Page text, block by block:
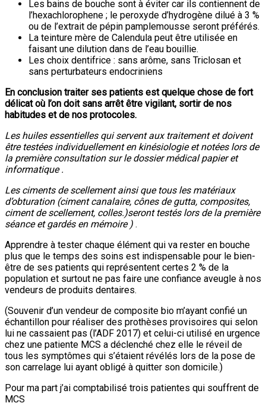
Les bains de bouche sont à éviter car ils contiennent de
l’hexachlorophene ; le peroxyde d’hydrogène dilué à 3 %
ou de l’extrait de pépin pamplemousse seront préférés.
La teinture mère de Calendula peut être utilisée en
faisant une dilution dans de l’eau bouillie.
Les choix dentifrice : sans arôme, sans Triclosan et
sans perturbateurs endocriniens
En conclusion traiter ses patients est quelque chose de fort
délicat où l’on doit sans arrêt être vigilant, sortir de nos
habitudes et de nos protocoles.
Les huiles essentielles qui servent aux traitement et doivent
être testées individuellement en kinésiologie et notées lors de
la première consultation sur le dossier médical papier et
informatique .
Les ciments de scellement ainsi que tous les matériaux
d’obturation (ciment canalaire, cônes de gutta, composites,
ciment de scellement, colles.)seront testés lors de la première
séance et gardés en mémoire ) .
Apprendre à tester chaque élément qui va rester en bouche
plus que le temps des soins est indispensable pour le bien-
être de ses patients qui représentent certes 2 % de la
population et surtout ne pas faire une confiance aveugle à nos
vendeurs de produits dentaires.
(Souvenir d’un vendeur de composite bio m’ayant confié un
échantillon pour réaliser des prothèses provisoires qui selon
lui ne cassaient pas (l’ADF 2017) et celui-ci utilisé en urgence
chez une patiente MCS a déclenché chez elle le réveil de
tous les symptômes qui s’étaient révélés lors de la pose de
son carrelage lui ayant obligé à quitter son domicile.)
Pour ma part j’ai comptabilisé trois patientes qui souffrent de
MCS